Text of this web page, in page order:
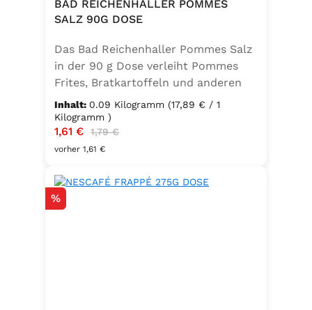
BAD REICHENHALLER POMMES
SALZ 90G DOSE
Das Bad Reichenhaller Pommes Salz
in der 90 g Dose verleiht Pommes
Frites, Bratkartoffeln und anderen
Kartoffelspezialitäten den perfekten
Geschmack – ganz ohne
Geschmacksverstärker. Die feine
Mischung ist vegan, glutenfrei und
bewusste Ernährung und
unkomplizierte Würzung in der
Inhalt: 0.09 Kilogramm (17,89 € / 1
Kilogramm )
Verkaufspreis:
1,61 € Regulärer Preis:
1,79 €
vorher 1,61 €
Rabatt
%